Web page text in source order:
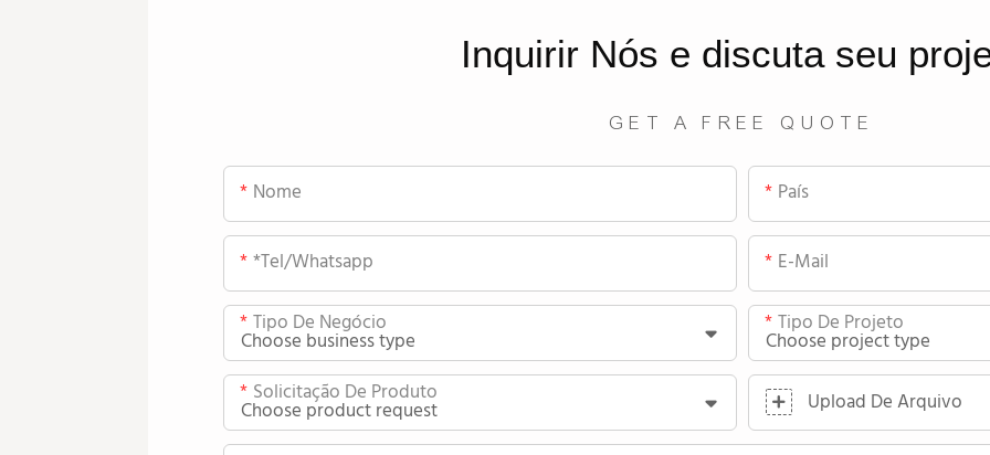
Inquirir Nós e discuta seu
GET A FREE QUOTE
Nome País
*tel/whatsapp E-Mail
Tipo De Negócio Tipo De Projeto
Solicitação De Produto Upload De Arquivo